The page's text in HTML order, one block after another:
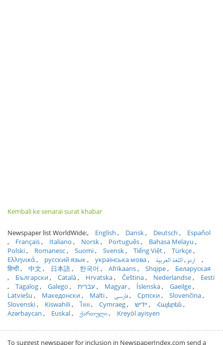
Kembali ke senarai surat khabar
Newspaper list WorldWide: English Dansk Deutsch
Español
Français
Italiano Norsk Português
Bahasa Melayu
Polski
Romanesc Suomi Svensk Tiếng Việt
Türkçe
Ελληνικά
русский язык українська мова اردو اللغة العربية
हिन्दी
中文 日本語 한국어 Afrikaans Shqipe
Беларуская
Български
Català Hrvatska Čeština Nederlandse
Eesti
Tagalog
Galego עברית Magyar Íslenska
Gaeilge
Latviešu
Македонски Malti فارسی Српски
Slovenčina
Slovenski
Kiswahili ไทย Cymraeg ייִדיש
Հայերեն
Azərbaycan
Euskal ქართული Kreyòl ayisyen
To suggest newspaper for inclusion in NewspaperIndex.com send a